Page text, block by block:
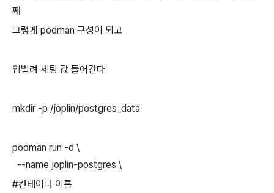
째
그렇게 podman 구성이 되고
입벌려 세팅 값 들어간다
mkdir -p /joplin/postgres_data
podman run -d \
--name joplin-postgres \
#컨테이너 이름